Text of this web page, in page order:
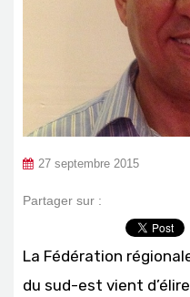
27 septembre 2015
Partager sur :
La Fédération
du sud-est vient